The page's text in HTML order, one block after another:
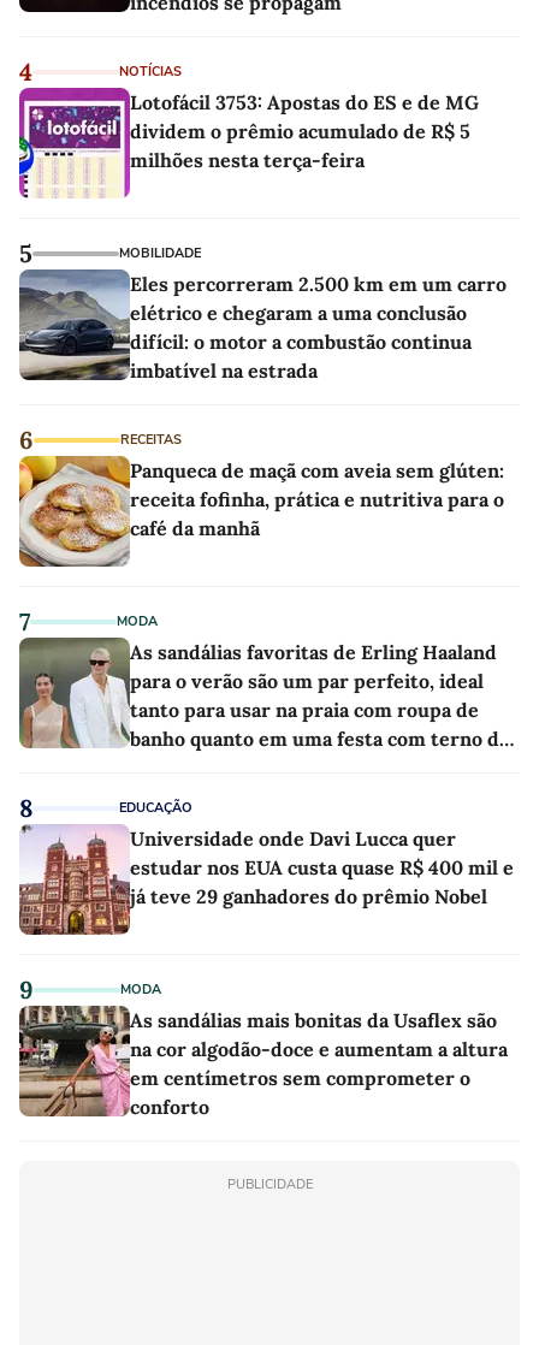
4 NOTÍCIAS
Lotofácil 3753: Apostas do ES e de MG
dividem o prêmio acumulado de R$ 5
milhões nesta terça-feira
5 MOBILIDADE
Eles percorreram 2.500 km em um carro
elétrico e chegaram a uma conclusão
difícil: o motor a combustão continua
imbatível na estrada
6 RECEITAS
Panqueca de maçã com aveia sem glúten:
receita fofinha, prática e nutritiva para o
café da manhã
7 MODA
As sandálias favoritas de Erling Haaland
para o verão são um par perfeito, ideal
tanto para usar na praia com roupa de
banho quanto em uma festa com terno de
8 EDUCAÇÃO
Universidade onde Davi Lucca quer
estudar nos EUA custa quase R$ 400 mil e
já teve 29 ganhadores do prêmio Nobel
9 MODA
As sandálias mais bonitas da Usaflex são
na cor algodão-doce e aumentam a altura
em centímetros sem comprometer o
conforto
PUBLICIDADE